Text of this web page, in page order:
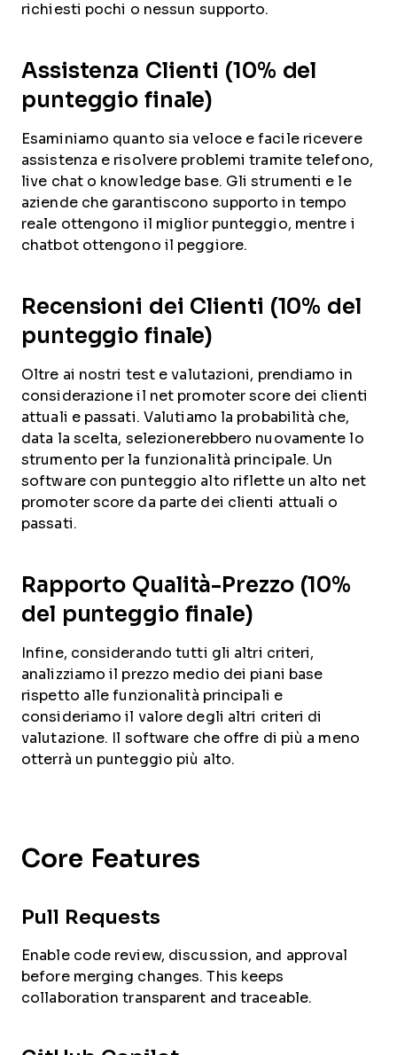
richiesti pochi o nessun supporto.
Assistenza Clienti (10% del
punteggio finale)
Esaminiamo quanto sia veloce e facile ricevere
assistenza e risolvere problemi tramite telefono,
live chat o knowledge base. Gli strumenti e le
aziende che garantiscono supporto in tempo
reale ottengono il miglior punteggio, mentre i
chatbot ottengono il peggiore.
Recensioni dei Clienti (10% del
punteggio finale)
Oltre ai nostri test e valutazioni, prendiamo in
considerazione il net promoter score dei clienti
attuali e passati. Valutiamo la probabilità che,
data la scelta, selezionerebbero nuovamente lo
strumento per la funzionalità principale. Un
software con punteggio alto riflette un alto net
promoter score da parte dei clienti attuali o
passati.
Rapporto Qualità-Prezzo (10%
del punteggio finale)
Infine, considerando tutti gli altri criteri,
analizziamo il prezzo medio dei piani base
rispetto alle funzionalità principali e
consideriamo il valore degli altri criteri di
valutazione. Il software che offre di più a meno
otterrà un punteggio più alto.
Core Features
Pull Requests
Enable code review, discussion, and approval
before merging changes. This keeps
collaboration transparent and traceable.